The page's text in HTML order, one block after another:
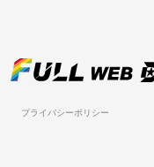
プライバシーポリシー